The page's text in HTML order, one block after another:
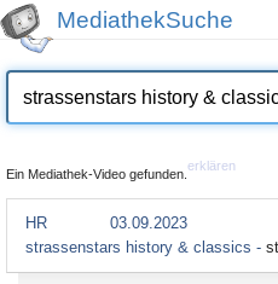
MediathekSuche
Ein Mediathek-Video gefunden.
erklären
HR
03.09.2023
strassenstars history & classics -